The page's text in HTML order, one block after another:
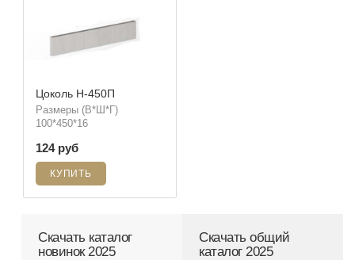
Цоколь Н-450П
Размеры (В*Ш*Г)
100*450*16
124 руб
Скачать каталог
новинок 2025
Скачать общий
каталог 2025